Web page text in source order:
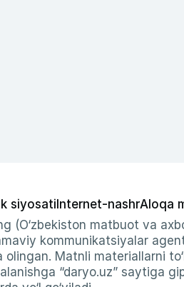
siyosati Internet-nashrAloqa
(O‘zbekiston matbuot va
kommunikatsiyalar
Matnli materiallarni
“daryo.uz” saytiga